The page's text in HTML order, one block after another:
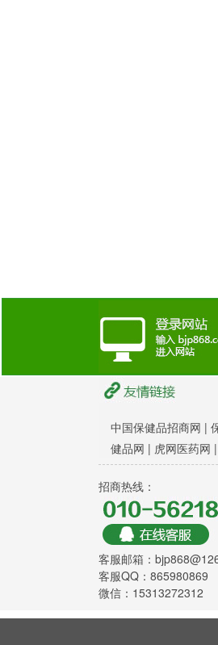
中国保健品招商网 |
健品网 | 虎网医药网 |
招商热线：
客服邮箱：
客服QQ：865980869
微信：15313272312